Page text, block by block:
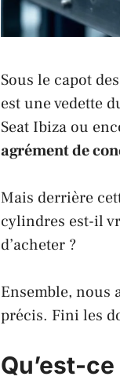
Sous le capot
est une vedette
Seat Ibiza ou
agrément de
Mais derrière
cylindres est-il
d’acheter ?
Ensemble,
précis. Fini les
Qu’est-